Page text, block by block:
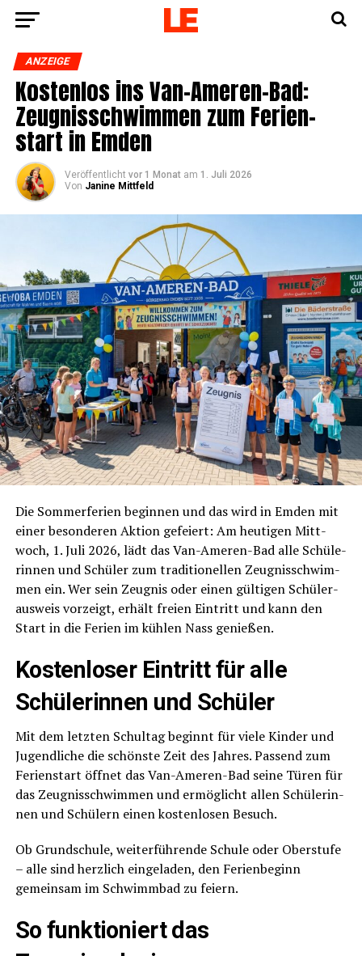
ANZEIGE
Kos­ten­los ins Van-Ame­ren-Bad:
Zeug­nis­schwim­men zum Feri­en­
start in Emden
Veröffentlicht vor 1 Monat am 1. Juli 2026
Von Janine Mittfeld
Die Som­mer­fe­ri­en begin­nen und das wird in Emden mit
einer beson­de­ren Akti­on gefei­ert: Am heu­ti­gen Mitt­
woch, 1. Juli 2026, lädt das Van-Ame­ren-Bad alle Schü­le­
rin­nen und Schü­ler zum tra­di­tio­nel­len Zeug­nis­schwim­
men ein. Wer sein Zeug­nis oder einen gül­ti­gen Schü­ler­
aus­weis vor­zeigt, erhält frei­en Ein­tritt und kann den
Start in die Feri­en im küh­len Nass genießen.
Kos­ten­lo­ser Ein­tritt für alle
Schü­le­rin­nen und Schüler
Mit dem letz­ten Schul­tag beginnt für vie­le Kin­der und
Jugend­li­che die schöns­te Zeit des Jah­res. Pas­send zum
Feri­en­start öff­net das Van-Ame­ren-Bad sei­ne Türen für
das Zeug­nis­schwim­men und ermög­licht allen Schü­le­rin­
nen und Schü­lern einen kos­ten­lo­sen Besuch.
Ob Grund­schu­le, wei­ter­füh­ren­de Schu­le oder Ober­stu­fe
– alle sind herz­lich ein­ge­la­den, den Feri­en­be­ginn
gemein­sam im Schwimm­bad zu feiern.
So funk­tio­niert das